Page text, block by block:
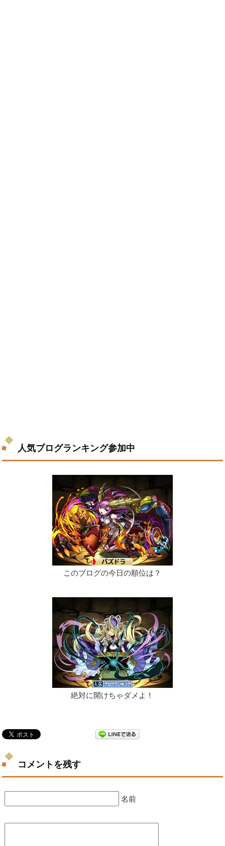
人気ブログランキング参加中
このブログの今日の順位は？
絶対に開けちゃダメよ！
コメントを残す
名前